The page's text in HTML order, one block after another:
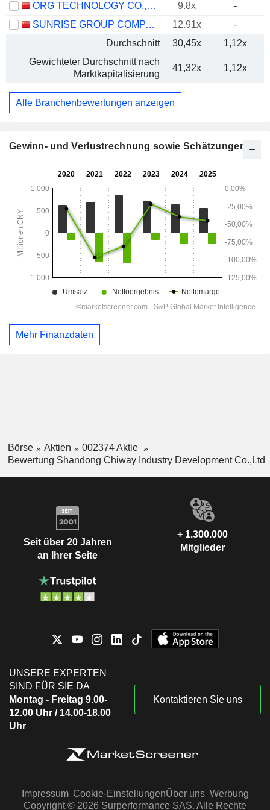
ORG TECHNOLOGY CO., LTD.
9.8x
-
SUNRISE GROUP COMPANY LIMITED
12.91x
-
Durchschnitt
30,45x
1,12x
Gewichteter Durchschnitt nach
Marktkapitalisierung
41,32x 1,12x
Alle Branchenbewertungen anzeigen
Gewinn- und Verlustrechnung sowie Schätzungen
Mehr Finanzdaten
Börse Aktien
002374 Aktie
Bewertung Shandong Chiway Industry Development Co.,Ltd
Seit über 20 Jahren
an Ihrer Seite
+ 1.300.000
Mitglieder
UNSERE EXPERTEN
SIND FÜR SIE DA
Montag - Freitag 9.00-
12.00 Uhr / 14.00-18.00
Uhr
Kontaktieren Sie uns
Impressum Cookie-EinstellungenÜber uns Werbung
Copyright © 2026 Surperformance SAS. Alle Rechte